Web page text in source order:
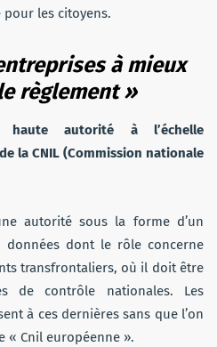
pour les citoyens.
à mieux
règlement »
haute autorité à l’échelle
la CNIL (Commission nationale
autorité sous la forme d’un
dont le rôle concerne
transfrontaliers, où il doit être
de contrôle nationales. Les
à ces dernières sans que l’on
« Cnil européenne ».